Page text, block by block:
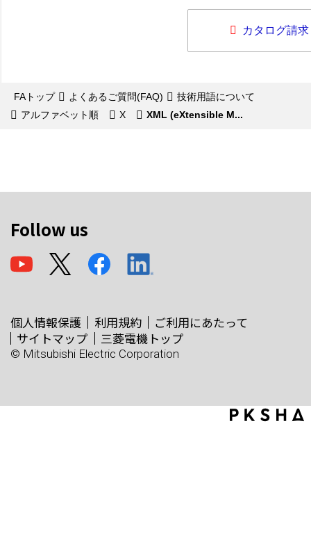
カタログ請求
FAトップ よくあるご質問(FAQ)
技術用語について
アルファベット順
X XML (eXtensible M...
Follow us
個人情報保護 利用規約
ご利用にあたって
サイトマップ
三菱電機トップ
© Mitsubishi Electric Corporation